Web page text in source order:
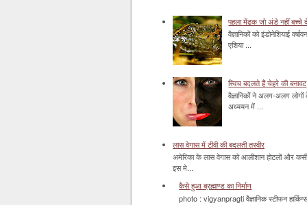
पहला मेंढक जो अंडे नहीं बच्चे
वैज्ञानिकों को इंडोनेशियाई
एशिया ...
स्विच बदलते हैं चेहरे की बनावट
वैज्ञानिकों ने अलग-अलग
अध्ययन में ...
लास वेगास में टीवी की बदलती तस्वीर
अमेरिका के लास वेगास को आलीशान होटलों और
इस मे...
कैसे हुआ ब्रह्माण्ड का निर्माण
photo : vigyanpragti वैज्ञानिक स्टीफन